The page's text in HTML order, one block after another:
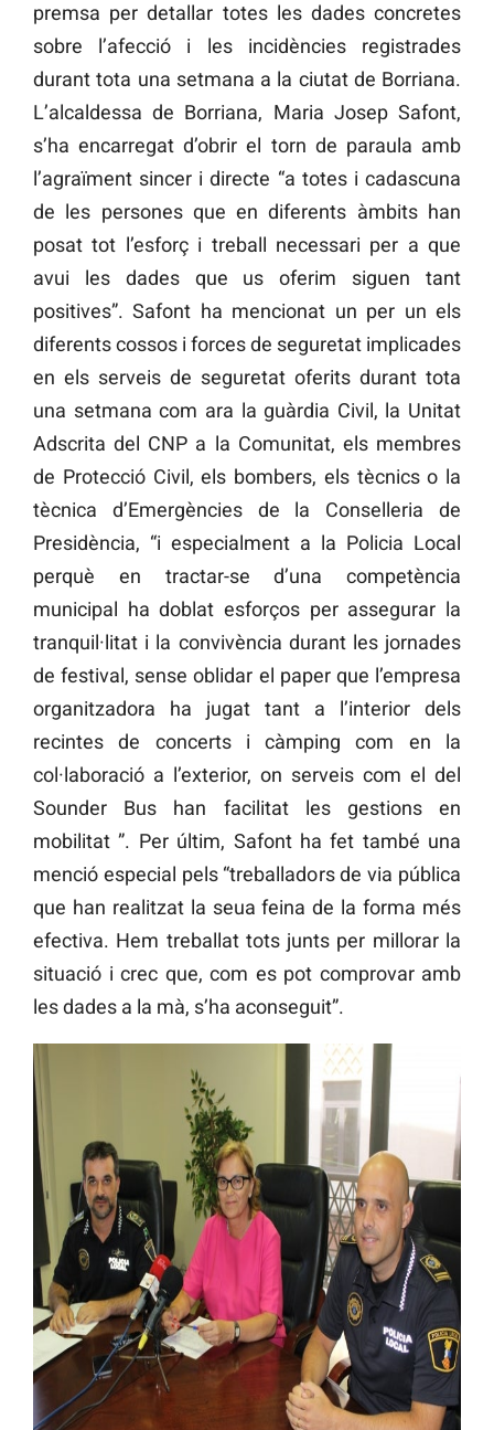
premsa per detallar totes les dades concretes
sobre l’afecció i les incidències registrades
durant tota una setmana a la ciutat de Borriana.
L’alcaldessa de Borriana, Maria Josep Safont,
s’ha encarregat d’obrir el torn de paraula amb
l’agraïment sincer i directe “a totes i cadascuna
de les persones que en diferents àmbits han
posat tot l’esforç i treball necessari per a que
avui les dades que us oferim siguen tant
positives”. Safont ha mencionat un per un els
diferents cossos i forces de seguretat implicades
en els serveis de seguretat oferits durant tota
una setmana com ara la guàrdia Civil, la Unitat
Adscrita del CNP a la Comunitat, els membres
de Protecció Civil, els bombers, els tècnics o la
tècnica d’Emergències de la Conselleria de
Presidència, “i especialment a la Policia Local
perquè en tractar-se d’una competència
municipal ha doblat esforços per assegurar la
tranquil·litat i la convivència durant les jornades
de festival, sense oblidar el paper que l’empresa
organitzadora ha jugat tant a l’interior dels
recintes de concerts i càmping com en la
col·laboració a l’exterior, on serveis com el del
Sounder Bus han facilitat les gestions en
mobilitat ”. Per últim, Safont ha fet també una
menció especial pels “treballadors de via pública
que han realitzat la seua feina de la forma més
efectiva. Hem treballat tots junts per millorar la
situació i crec que, com es pot comprovar amb
les dades a la mà, s’ha aconseguit”.